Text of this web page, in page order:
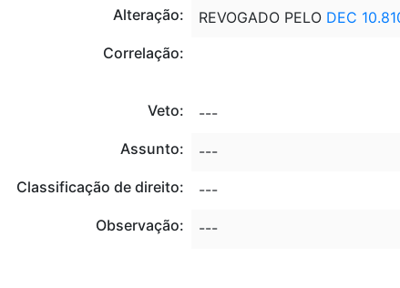
Alteração:
REVOGADO PELO DEC
Correlação:
Veto:
---
Assunto:
---
Classificação de direito:
---
Observação:
---